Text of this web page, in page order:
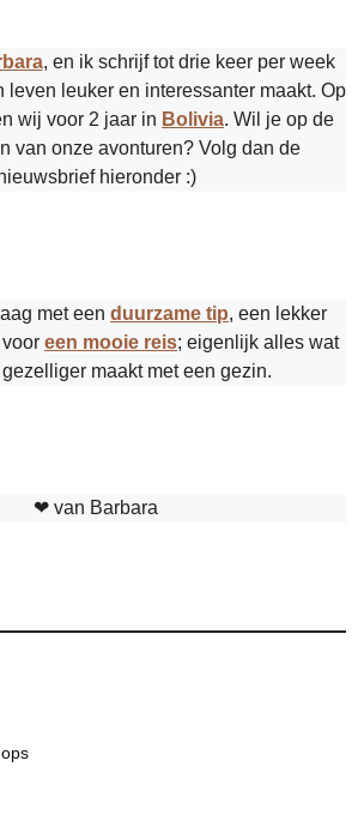
, en ik schrijf tot drie keer per week
leven leuker en interessanter maakt. Op
wij voor 2 jaar in Bolivia. Wil je op de
van onze avonturen? Volg dan de
hieronder :)
met een duurzame tip, een lekker
een mooie reis; eigenlijk alles wat
maakt met een gezin.
❤︎ van Barbara